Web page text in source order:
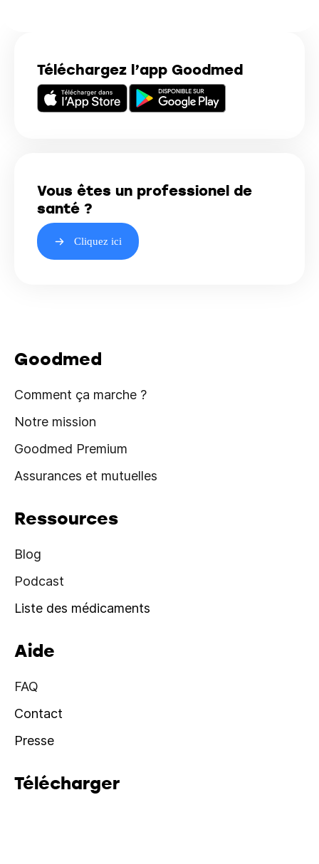
Téléchargez l’app Goodmed
Vous êtes un professionel de
santé ?
Cliquez ici
Goodmed
Comment ça marche ?
Notre mission
Goodmed Premium
Assurances et mutuelles
Ressources
Blog
Podcast
Liste des médicaments
Aide
FAQ
Contact
Presse
Télécharger